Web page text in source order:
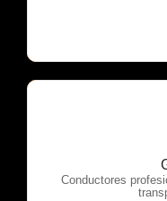
Conductores